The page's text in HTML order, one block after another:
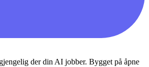
der din AI jobber. Bygget på åpne